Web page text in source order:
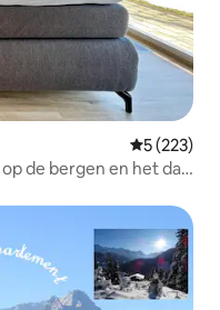
5 (223)
de bergen en het dal